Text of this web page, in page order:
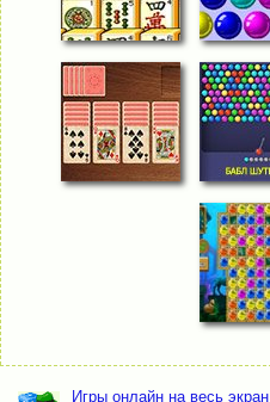
Игры онлайн на весь экран